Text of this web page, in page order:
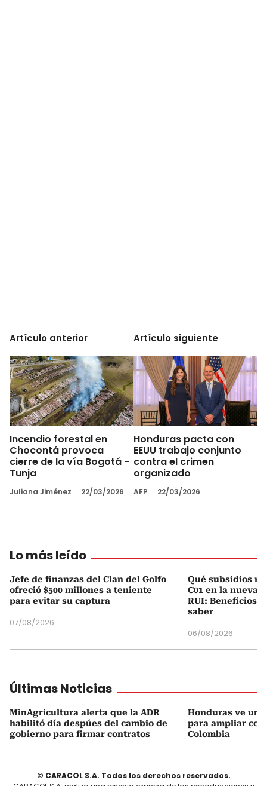
Artículo anterior
Incendio forestal en
Chocontá provoca
cierre de la vía Bogotá -
Tunja
Juliana Jiménez 22/03/2026
Artículo siguiente
Honduras pacta con
EEUU trabajo conjunto
contra el crimen
organizado
AFP 22/03/2026
Lo más leído
Jefe de finanzas del Clan del Golfo
ofreció $500 millones a teniente
para evitar su captura
07/08/2026
Qué subsidios
C01 en la nueva
RUI: Beneficios
saber
06/08/2026
Últimas Noticias
MinAgricultura alerta que la ADR
habilitó día despúes del cambio de
gobierno para firmar contratos
Honduras ve
para ampliar
Colombia
© CARACOL S.A. Todos los derechos reservados.